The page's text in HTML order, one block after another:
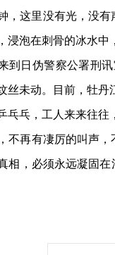
，这里没有光，没
浸泡在刺骨的冰水
到日伪警察公署刑
丝未动。目前，牡丹
乓乓，工人来来往往
不再有凄厉的叫声
相，必须永远凝固